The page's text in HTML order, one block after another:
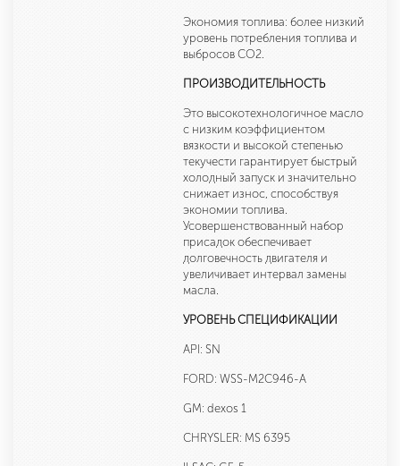
Экономия топлива: более низкий
уровень потребления топлива и
выбросов CO2.
ПРОИЗВОДИТЕЛЬНОСТЬ
Это высокотехнологичное масло
с низким коэффициентом
вязкости и высокой степенью
текучести гарантирует быстрый
холодный запуск и значительно
снижает износ, способствуя
экономии топлива.
Усовершенствованный набор
присадок обеспечивает
долговечность двигателя и
увеличивает интервал замены
масла.
УРОВЕНЬ СПЕЦИФИКАЦИИ
API: SN
FORD: WSS-M2C946-A
GM: dexos 1
CHRYSLER: MS 6395